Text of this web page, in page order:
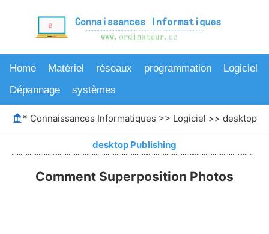
Home Matériel réseaux programmation
Logiciel
Dépannage
systèmes
* Connaissances Informatiques >> Logiciel >> desktop
desktop Publishing
Comment Superposition Photos